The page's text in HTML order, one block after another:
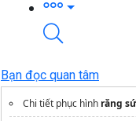
Bạn đọc quan tâm
Chi tiết phục hình răng